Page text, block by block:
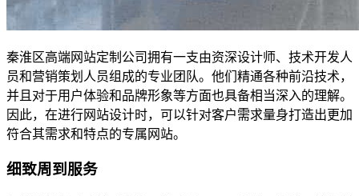
秦淮区高端网站定制公司拥有一支由资深设计师、技术开发人
员和营销策划人员组成的专业团队。他们精通各种前沿技术，
并且对于用户体验和品牌形象等方面也具备相当深入的理解。
因此，在进行网站设计时，可以针对客户需求量身打造出更加
符合其需求和特点的专属网站。
细致周到服务